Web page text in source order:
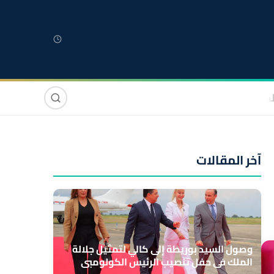
صوت وصورة
آخر المقالات
وصول السيد بوريطة إلى كالي لتمثيل جلالة
الملك في حفل تنصيب الرئيس الكولومبي